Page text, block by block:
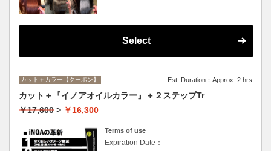
Select
カット＋カラー【クーポン】 Est. Duration：Approx. 2 hrs
カット＋『イノアオイルカラー』＋２ステップTr
￥17,600 > ￥16,300
Terms of use
Expiration Date：